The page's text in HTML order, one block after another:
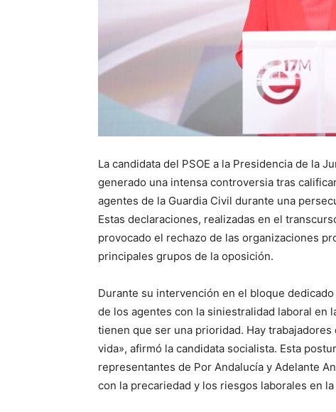
La candidata del PSOE a la Presidencia de la
generado una intensa controversia tras
agentes de la Guardia Civil durante una
Estas declaraciones, realizadas en el
provocado el rechazo de las organizaciones
principales grupos de la oposición.
Durante su intervención en el bloque
de los agentes con la siniestralidad laboral en
tienen que ser una prioridad. Hay
vida», afirmó la candidata socialista. Esta
representantes de Por Andalucía y Adelante
con la precariedad y los riesgos laborales en